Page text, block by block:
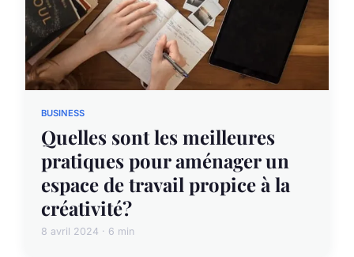
BUSINESS
Quelles sont les meilleures
pratiques pour aménager un
espace de travail propice à la
créativité?
8 avril 2024 · 6 min